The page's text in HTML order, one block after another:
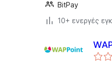
BitPay
10+ ενεργές